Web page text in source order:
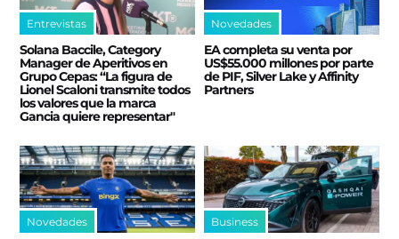
Entrevistas
Solana Baccile, Category
Manager de Aperitivos en
Grupo Cepas: “La figura de
Lionel Scaloni transmite todos
los valores que la marca
Gancia quiere representar"
Novedades
EA completa su venta por
US$55.000 millones por parte
de PIF, Silver Lake y Affinity
Partners
Novedades Business